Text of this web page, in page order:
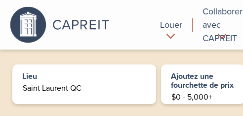
Louer
Pourquoi
louer chez
Collaborer
avec
CAPREIT
Commercial
Lieu Ajoutez une
fourchette de prix